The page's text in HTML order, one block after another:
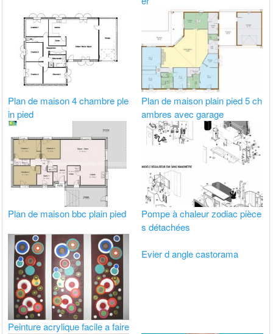
Plan de maison 4 chambre ple
in pied
Plan de maison plain pied 5 ch
ambres avec garage
Plan de maison bbc plain pied
Pompe à chaleur zodiac pièce
s détachées
Peinture acrylique facile a faire
Evier d angle castorama